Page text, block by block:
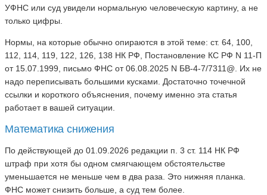
УФНС или суд увидели нормальную человеческую картину, а не
только цифры.
Нормы, на которые обычно опираются в этой теме: ст. 64, 100,
112, 114, 119, 122, 126, 138 НК РФ, Постановление КС РФ N 11-П
от 15.07.1999, письмо ФНС от 06.08.2025 N БВ-4-7/7311@. Их не
надо переписывать большими кусками. Достаточно точечной
ссылки и короткого объяснения, почему именно эта статья
работает в вашей ситуации.
Математика снижения
По действующей до 01.09.2026 редакции п. 3 ст. 114 НК РФ
штраф при хотя бы одном смягчающем обстоятельстве
уменьшается не меньше чем в два раза. Это нижняя планка.
ФНС может снизить больше, а суд тем более.